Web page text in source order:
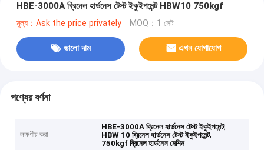
HBE-3000A ব্রিনেল হার্ডনেস টেস্ট ইকুইপমেন্ট HBW10 750kgf
মূল্য：Ask the price privately MOQ：1 সেট
ভালো দাম এখন যোগাযোগ
পণ্যের বর্ণনা
লক্ষণীয় করা
HBE-3000A ব্রিনেল হার্ডনেস টেস্ট ইকুইপমেন্ট,
HBW 10 ব্রিনেল হার্ডনেস টেস্ট ইকুইপমেন্ট,
750kgf ব্রিনেল হার্ডনেস মেশিন